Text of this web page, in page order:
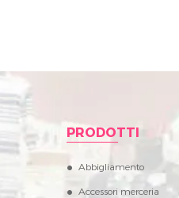
PRODOTTI
Abbigliamento
Accessori merceria